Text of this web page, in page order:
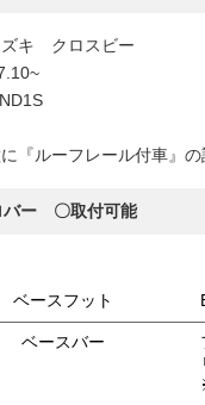
ズキ クロスビー
『ルーフレール付車』の
バー 〇取付可能
ベースフット
ベースバー